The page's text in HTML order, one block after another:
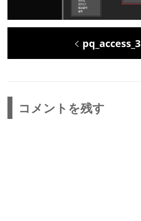
ゲ
ー
過
去
稿:
pq_access_3
コメントを残す